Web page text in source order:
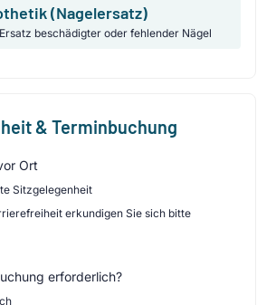
(Nagelersatz)
beschädigter oder fehlender Nägel
& Terminbuchung
Ort
Sitzgelegenheit
erkundigen Sie sich bitte
erforderlich?